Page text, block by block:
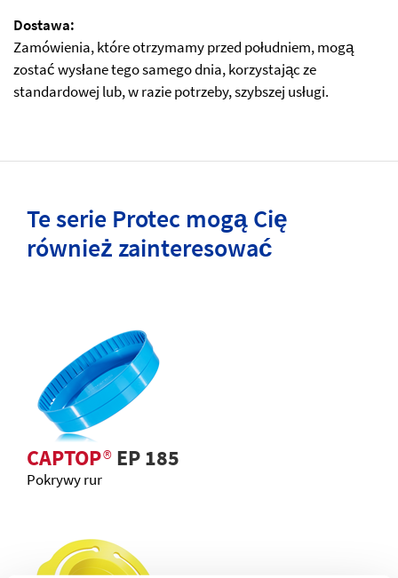
Dostawa:
Zamówienia, które otrzymamy przed południem, mogą
zostać wysłane tego samego dnia, korzystając ze
standardowej lub, w razie potrzeby, szybszej usługi.
Te serie Protec mogą Cię
również zainteresować
CAPTOP®EP 185
Pokrywy rur